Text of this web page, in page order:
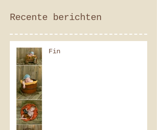
Recente berichten
Fin